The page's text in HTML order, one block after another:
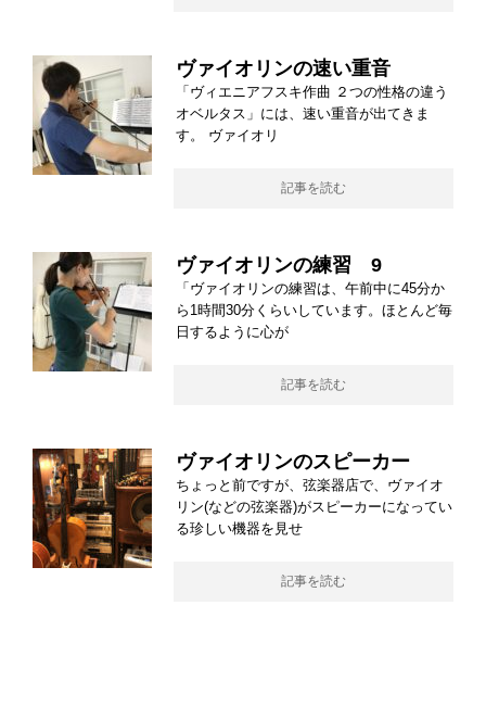
ヴァイオリンの速い重音
「ヴィエニアフスキ作曲 ２つの性格の違う
オベルタス」には、速い重音が出てきま
す。 ヴァイオリ
記事を読む
ヴァイオリンの練習 9
「ヴァイオリンの練習は、午前中に45分か
ら1時間30分くらいしています。ほとんど毎
日するように心が
記事を読む
ヴァイオリンのスピーカー
ちょっと前ですが、弦楽器店で、ヴァイオ
リン(などの弦楽器)がスピーカーになってい
る珍しい機器を見せ
記事を読む